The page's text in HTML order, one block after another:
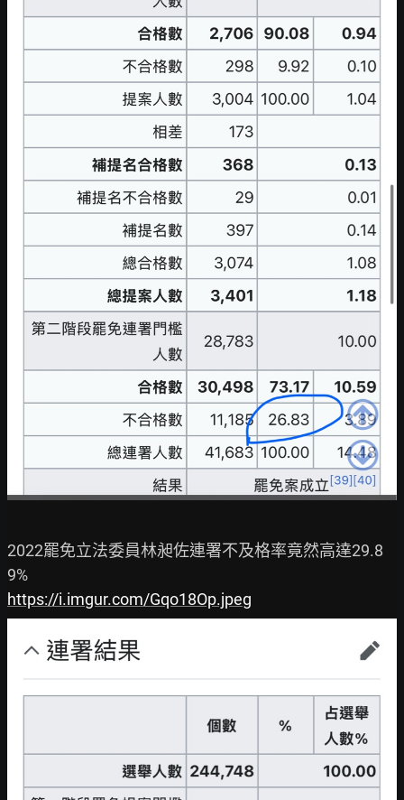
2022罷免立法委員林昶佐連署不及格率竟然高達29.8
https://i.imgur.com/Gqo18Op.jpeg